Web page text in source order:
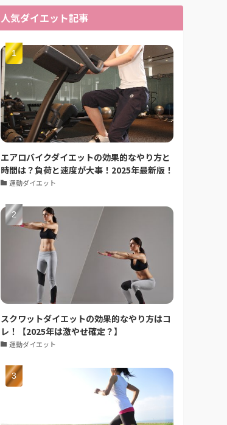
人気ダイエット記事
エアロバイクダイエットの効果的なやり方と
時間は？負荷と速度が大事！2025年最新版！
運動ダイエット
スクワットダイエットの効果的なやり方はコ
レ！【2025年は激やせ確定？】
運動ダイエット